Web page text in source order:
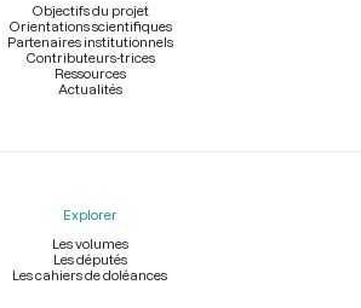
Objectifs du projet
Orientations scientifiques
Partenaires institutionnels
Contributeurs-trices
Ressources
Actualités
Explorer
Les volumes
Les députés
Les cahiers de doléances